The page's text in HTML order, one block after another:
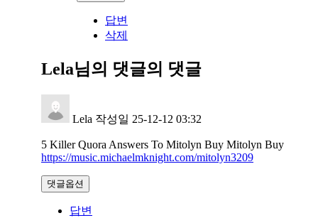
답변
삭제
Lela님의 댓글의 댓글
Lela 작성일 25-12-12 03:32
5 Killer Quora Answers To Mitolyn Buy Mitolyn Buy
https://music.michaelmknight.com/mitolyn3209
댓글옵션
답변